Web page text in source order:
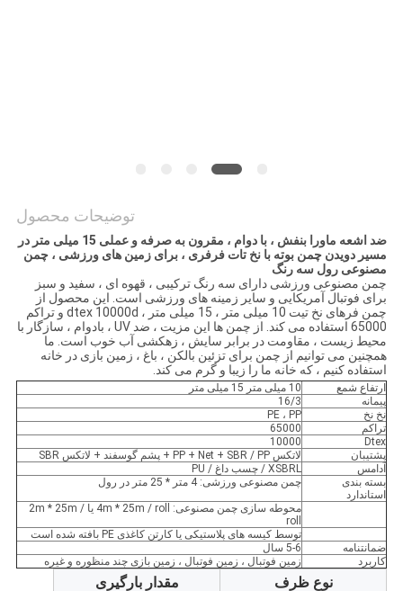
توضیحات محصول
ضد اشعه ماورا بنفش ، با دوام ، مقرون به صرفه و عملی 15 میلی متر در
مسیر دویدن چمن بوته با نخ تات فرفری ، برای زمین های ورزشی ، چمن
مصنوعی رول سه رنگ
چمن مصنوعی ورزشی دارای سه رنگ ترکیبی ، قهوه ای ، سفید و سبز
برای فوتبال آمریکایی و سایر زمینه های ورزشی است. این محصول از
چمن فرهای نخ تیت 10 میلی متر ، 15 میلی متر ، dtex 10000d و تراکم
65000 استفاده می کند. از چمن ها این مزیت ، ضد UV ، بادوام ، سازگار با
محیط زیست ، مقاومت در برابر سایش ، زهکشی آب خوب است. ما
همچنین می توانیم از چمن برای تزئین بالکن ، باغ ، زمین بازی در خانه
استفاده کنیم ، که خانه ما را زیبا و گرم می کند.
ارتفاع شمع
10 میلی متر 15 میلی متر
پیمانه
16/3
نخ نخ
PE ، PP
تراکم
65000
Dtex
10000
پشتیبان
لاتکس PP + Net + SBR / PP + پشم گوسفند + لاتکس SBR
آدامس
XSBRL / چسب داغ / PU
بسته بندی
استاندارد
چمن مصنوعی ورزشی: 4 متر * 25 متر در رول
محوطه سازی چمن مصنوعی: 4m * 25m / roll یا 2m * 25m /
roll
توسط کیسه های پلاستیکی یا کارتن کاغذی PE بافته شده است
ضمانتنامه
5-6 سال
کاربرد
زمین فوتبال ، زمین فوتبال ، زمین بازی چند منظوره و غیره
نوع ظرف
مقدار بارگیری